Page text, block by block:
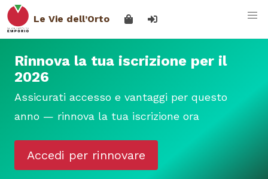
Le Vie dell’Orto
Rinnova la tua iscrizione per il
2026
Assicurati accesso e vantaggi per questo
anno — rinnova la tua iscrizione ora
Accedi per rinnovare